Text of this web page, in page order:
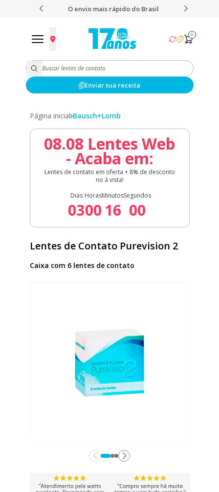
Frete Grátis a partir de R$249
0
Enviar sua receita
Página inicial Bausch+Lomb
08.08 Lentes Web
- Acaba em:
Lentes de contato em oferta + 8% de desconto
no à vista!
Dias
03
Horas
00
Minutos
15
Segundos
59
Lentes de Contato Purevision 2
Caixa com 6 lentes de contato